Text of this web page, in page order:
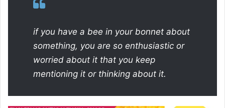
if you have a bee in your bonnet about
something, you are so enthusiastic or
worried about it that you keep
mentioning it or thinking about it.